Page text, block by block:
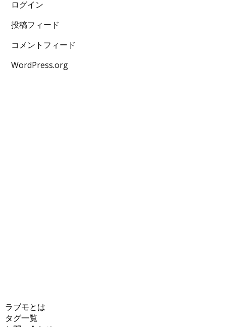
ログイン
投稿フィード
コメントフィード
WordPress.org
ラブモとは
タグ一覧